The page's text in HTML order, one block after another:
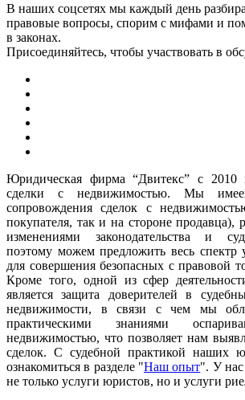
В наших соцсетях мы каждый день
правовые вопросы, спорим с мифами и
в законах.
Присоединяйтесь, чтобы участвовать в
Юридическая фирма “Двитекс” с 2010
сделки с недвижимостью. Мы
сопровождения сделок с
покупателя, так и на стороне продавца),
изменениями законодательства и
поэтому можем предложить весь спектр
для совершения безопасных с правовой
Кроме того, одной из сфер
является защита доверителей в
недвижимости, в связи с чем мы
практическими знаниями
недвижимостью, что позволяет нам
сделок. С судебной практикой наших
ознакомиться в разделе "Наш опыт". У нас
не только услуги юристов, но и услуги